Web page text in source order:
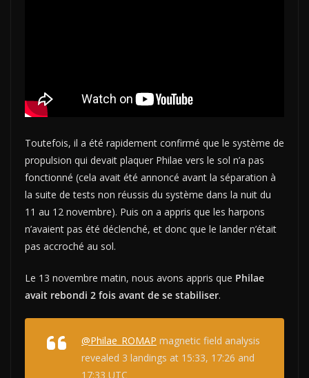
Toutefois, il a été rapidement confirmé que le système de
propulsion qui devait plaquer Philae vers le sol n’a pas
fonctionné (cela avait été annoncé avant la séparation à
la suite de tests non réussis du système dans la nuit du
11 au 12 novembre). Puis on a appris que les harpons
n’avaient pas été déclenché, et donc que le lander n’était
pas accroché au sol.
Le 13 novembre matin, nous avons appris que Philae
avait rebondi 2 fois avant de se stabiliser.
@Philae_ROMAP magnetic field analysis
revealed 3 landings at 15:33, 17:26 and
17:33 UTC